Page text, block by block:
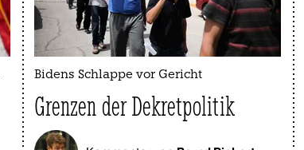
Bidens Schlappe vor Gericht
Grenzen der Dekretpolitik